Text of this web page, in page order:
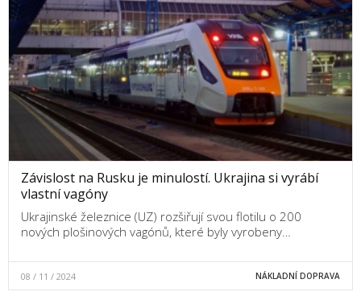
Závislost na Rusku je minulostí. Ukrajina si vyrábí
vlastní vagóny
Ukrajinské železnice (UZ) rozšiřují svou flotilu o 200
nových plošinových vagónů, které byly vyrobeny…
08 / 11 / 2024 NÁKLADNÍ DOPRAVA